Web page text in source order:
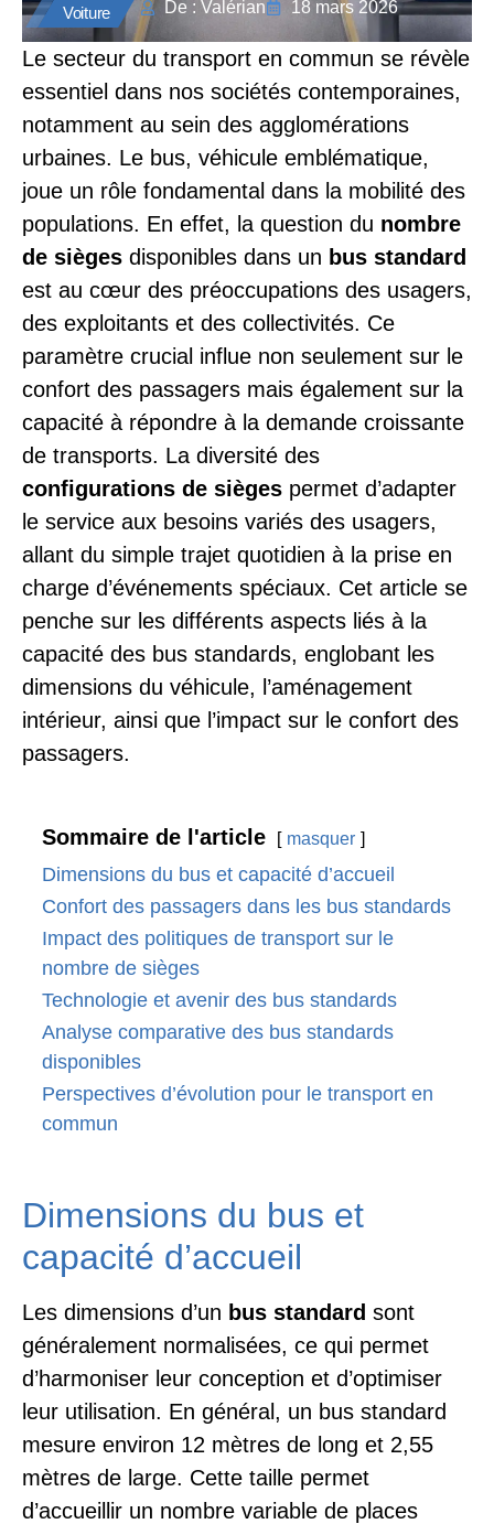
Voiture De : Valérian 18 mars 2026
Le secteur du transport en commun se révèle
essentiel dans nos sociétés contemporaines,
notamment au sein des agglomérations
urbaines. Le bus, véhicule emblématique,
joue un rôle fondamental dans la mobilité des
populations. En effet, la question du nombre
de sièges disponibles dans un bus standard
est au cœur des préoccupations des usagers,
des exploitants et des collectivités. Ce
paramètre crucial influe non seulement sur le
confort des passagers mais également sur la
capacité à répondre à la demande croissante
de transports. La diversité des
configurations de sièges permet d’adapter
le service aux besoins variés des usagers,
allant du simple trajet quotidien à la prise en
charge d’événements spéciaux. Cet article se
penche sur les différents aspects liés à la
capacité des bus standards, englobant les
dimensions du véhicule, l’aménagement
intérieur, ainsi que l’impact sur le confort des
passagers.
Sommaire de l'article masquer
Dimensions du bus et capacité d’accueil
Confort des passagers dans les bus standards
Impact des politiques de transport sur le
nombre de sièges
Technologie et avenir des bus standards
Analyse comparative des bus standards
disponibles
Perspectives d’évolution pour le transport en
commun
Dimensions du bus et
capacité d’accueil
Les dimensions d’un bus standard sont
généralement normalisées, ce qui permet
d’harmoniser leur conception et d’optimiser
leur utilisation. En général, un bus standard
mesure environ 12 mètres de long et 2,55
mètres de large. Cette taille permet
d’accueillir un nombre variable de places